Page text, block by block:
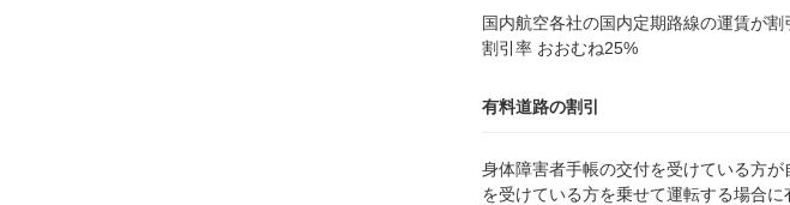
国内航空各社の国内定期路線の運賃が割
割引率 おおむね25%
有料道路の割引
身体障害者手帳の交付を受けている方
を受けている方を乗せて運転する場合